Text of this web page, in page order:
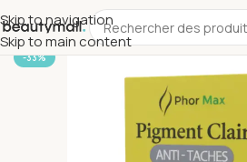
Skip to navigation
Skip to main content
-33%